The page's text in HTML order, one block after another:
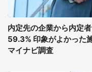
内定先の企業から内定
59.3% 印象がよかった
マイナビ調査